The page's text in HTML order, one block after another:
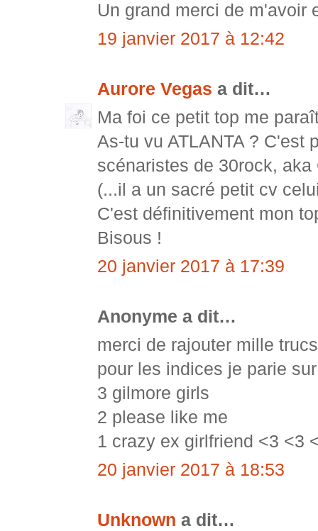
Un grand merci de m'avoir
19 janvier 2017 à 12:42
Aurore Vegas a dit…
Ma foi ce petit top me
As-tu vu ATLANTA ? C'est
scénaristes de 30rock,
(...il a un sacré petit cv
C'est définitivement mon
Bisous !
20 janvier 2017 à 17:39
Anonyme a dit…
merci de rajouter mille
pour les indices je parie
3 gilmore girls
2 please like me
1 crazy ex girlfriend <3 <3
20 janvier 2017 à 18:53
Unknown a dit…